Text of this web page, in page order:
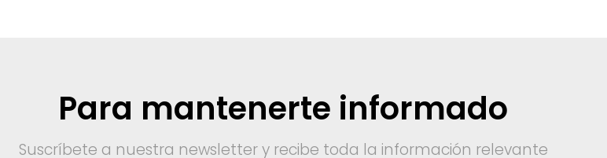
Para mantenerte informado
Suscríbete a nuestra newsletter y recibe toda la información relevante